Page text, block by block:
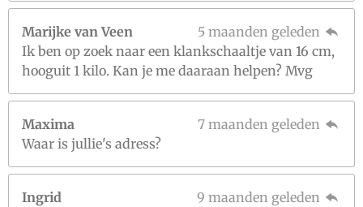
Marijke van Veen
5 maanden geleden
Ik ben op zoek naar een klankschaaltje van 16 cm,
hooguit 1 kilo. Kan je me daaraan helpen? Mvg
Maxima
7 maanden geleden
Waar is jullie's adress?
Ingrid
9 maanden geleden